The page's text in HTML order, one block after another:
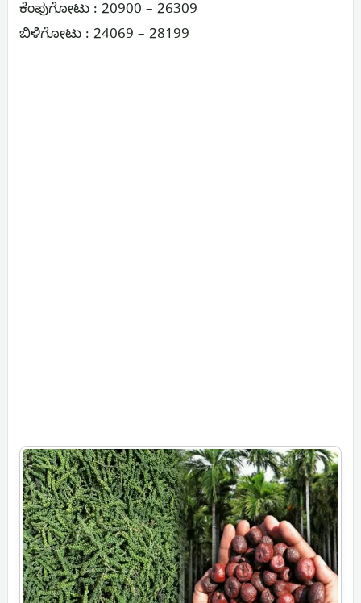
ಕೆಂಪುಗೋಟು : 20900 – 26309
ಬಿಳಿಗೋಟು : 24069 – 28199